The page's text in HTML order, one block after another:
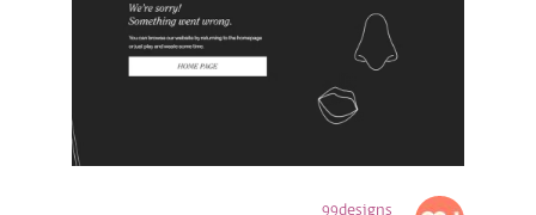
99designs